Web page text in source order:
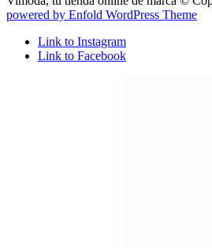
powered by Enfold WordPress Theme
Link to Instagram
Link to Facebook